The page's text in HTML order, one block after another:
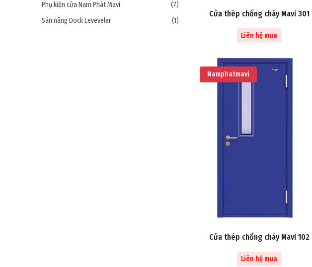
Cửa thép chống cháy Mavi 301
Liên hệ mua
Namphatmavi
Cửa thép chống cháy Mavi 102
Liên hệ mua
Phụ kiện cửa Nam Phát Mavi
(7)
Sàn nâng Dock Leveveler
(1)